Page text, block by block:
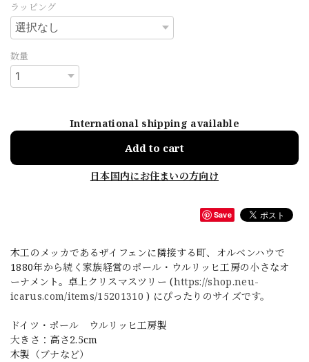
ラッピング
数量
International shipping available
Add to cart
日本国内にお住まいの方向け
Save
木工のメッカであるザイフェンに隣接する町、オルベンハウで
1880年から続く家族経営のポール・ウルリッヒ工房の小さなオ
ーナメント。卓上クリスマスツリー (https://shop.neu-
icarus.com/items/15201310 ) にぴったりのサイズです。
ドイツ・ポール ウルリッヒ工房製
大きさ：高さ2.5cm
木製（ブナなど）